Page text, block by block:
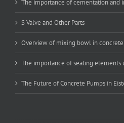
The importance of cementation and
S Valve and Other Parts
Overview of mixing bowl in
The importance of sealing elements
The Future of Concrete Pumps in